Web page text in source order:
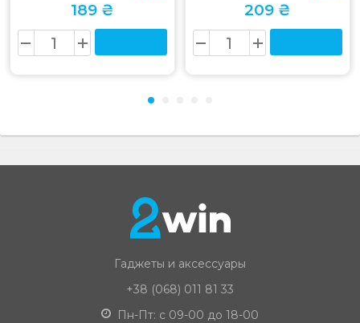
189 ₴ 209 ₴
Гаджеты и аксессуары
+38 (068) 011 81 33
Пн-Пт: с 09-00 до 18-00